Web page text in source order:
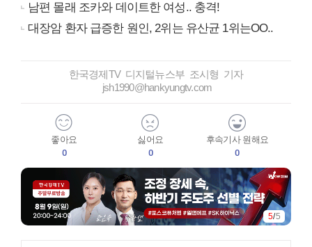
남편 몰래 조카와 데이트한 여성.. 충격!
대장암 환자 급증한 원인, 2위는 유산균 1위는OO..
한국경제TV 디지털뉴스부 조시형 기자
jsh1990@hankyungtv.com
좋아요
0
싫어요
0
후속기사 원해요
0
5/5